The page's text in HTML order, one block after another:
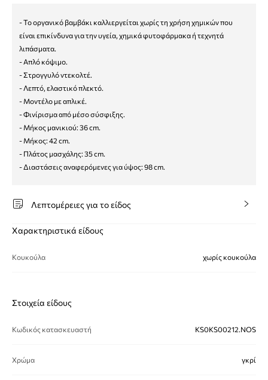
- Το οργανικό βαμβάκι καλλιεργείται χωρίς τη χρήση χημικών που
είναι επικίνδυνα για την υγεία, χημικά φυτοφάρμακα ή τεχνητά
λιπάσματα.
- Απλό κόψιμο.
- Στρογγυλό ντεκολτέ.
- Λεπτό, ελαστικό πλεκτό.
- Μοντέλο με απλικέ.
- Φινίρισμα από μέσο σύσφιξης.
- Μήκος μανικιού: 36 cm.
- Μήκος: 42 cm.
- Πλάτος μασχάλης: 35 cm.
- Διαστάσεις αναφερόμενες για ύψος: 98 cm.
Λεπτομέρειες για το είδος
Χαρακτηριστικά είδους
Κουκούλα χωρίς κουκούλα
Στοιχεία είδους
Κωδικός κατασκευαστή KS0KS00212.NOS
Χρώμα γκρί